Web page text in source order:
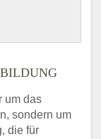
um das
sondern um
die für